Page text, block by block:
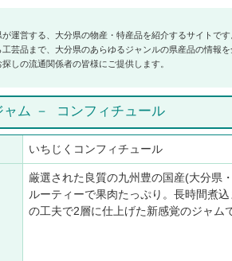
が運営する、大分県の物産・特産品を紹介するサイトです
芸品まで、大分県のあらゆるジャンルの県産品の情報
しの流通関係者の皆様にご提供します。
ャム － コンフィチュール
いちじくコンフィチュール
厳選された良質の九州豊の国産(大分県
ルーティーで果肉たっぷり。長時間煮
の工夫で2層に仕上げた新感覚のジャム